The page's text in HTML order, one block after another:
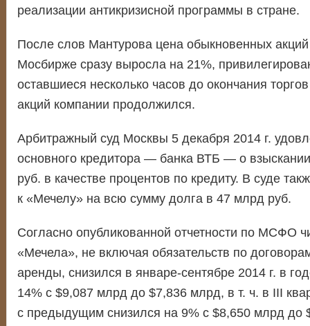
реализации антикризисной программы в стране.
После слов Мантурова цена обыкновенных
Мосбирже сразу выросла на 21%,
оставшиеся несколько часов до окончания
акций компании продолжился.
Арбитражный суд Москвы 5 декабря 2014 г.
основного кредитора — банка ВТБ — о
руб. в качестве процентов по кредиту. В суде
к «Мечелу» на всю сумму долга в 47 млрд руб.
Согласно опубликованной отчетности по МСФО
«Мечела», не включая обязательств по
аренды, снизился в январе-сентябре 2014 г. в
14% с $9,087 млрд до $7,836 млрд, в т. ч. в III
с предыдущим снизился на 9% с $8,650 млрд до